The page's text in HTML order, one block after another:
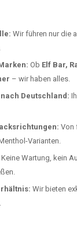
Wir führen nur die
.
Ob Elf Bar,
– wir haben alles.
Deutschland:
Von
Varianten.
Keine Wartung, kein
Wir bieten